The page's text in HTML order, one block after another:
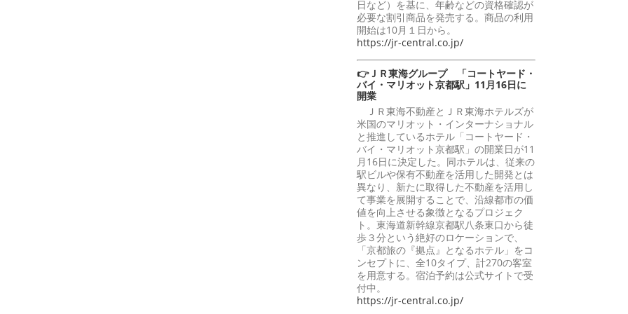
日など）を基に、年齢などの資格確認が
必要な割引商品を発売する。商品の利用
開始は10月１日から。
https://jr-central.co.jp/
👉ＪＲ東海グループ 「コートヤード・
バイ・マリオット京都駅」11月16日に
開業
ＪＲ東海不動産とＪＲ東海ホテルズが
米国のマリオット・インターナショナル
と推進しているホテル「コートヤード・
バイ・マリオット京都駅」の開業日が11
月16日に決定した。同ホテルは、従来の
駅ビルや保有不動産を活用した開発とは
異なり、新たに取得した不動産を活用し
て事業を展開することで、沿線都市の価
値を向上させる象徴となるプロジェク
ト。東海道新幹線京都駅八条東口から徒
歩３分という絶好のロケーションで、
「京都旅の『拠点』となるホテル」をコ
ンセプトに、全10タイプ、計270の客室
を用意する。宿泊予約は公式サイトで受
付中。
https://jr-central.co.jp/